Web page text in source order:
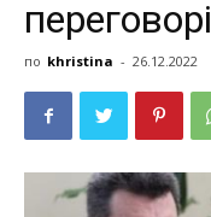
по khristina - 26.12.2022